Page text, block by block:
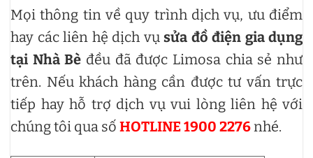
Mọi thông tin về quy trình dịch vụ, ưu điểm
hay các liên hệ dịch vụ sửa đồ điện gia dụng
tại Nhà Bè đều đã được Limosa chia sẻ như
trên. Nếu khách hàng cần được tư vấn trực
tiếp hay hỗ trợ dịch vụ vui lòng liên hệ với
chúng tôi qua số HOTLINE 1900 2276nhé.